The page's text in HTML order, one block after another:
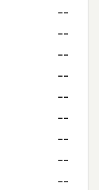
--
--
--
--
--
--
--
--
--